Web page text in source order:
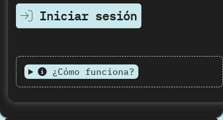
Iniciar sesión
¿Cómo funciona?